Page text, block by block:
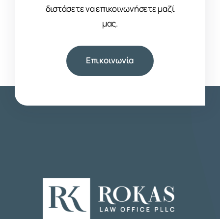
διστάσετε να επικοινωνήσετε μαζί
μας.
Επικοινωνία